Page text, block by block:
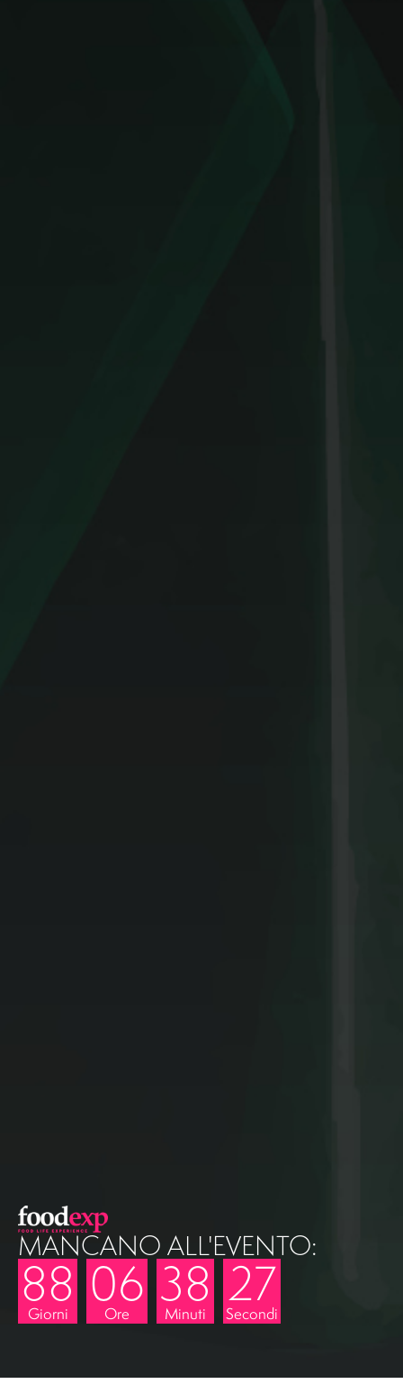
MANCANO ALL'EVENTO:
88
Giorni 06
Ore 38
Minuti 26
Secondi